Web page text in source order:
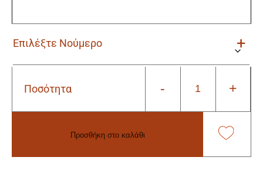
Ποσότητα -
Βερμούδα
+
Προσθήκη στο καλάθι